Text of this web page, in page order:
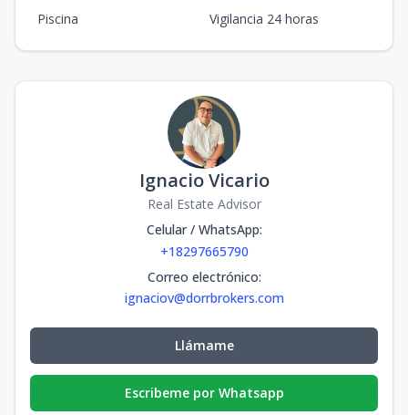
Piscina
Vigilancia 24 horas
Ignacio Vicario
Real Estate Advisor
Celular / WhatsApp:
+18297665790
Correo electrónico:
ignaciov@dorrbrokers.com
Llámame
Escribeme por Whatsapp